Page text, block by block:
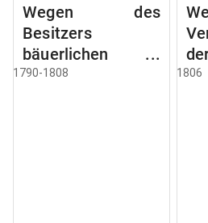
Wegen des
Besitzers
bäuerlichen
Grundstücke, den
1790-1808 1806